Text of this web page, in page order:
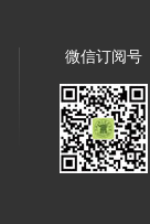
微信订阅号